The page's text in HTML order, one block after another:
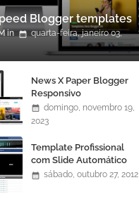
Blogger templates
quarta-feira, janeiro 03,
News X Paper Blogger
Responsivo
domingo, novembro 19,
2023
Template Profissional
com Slide Automático
0465sábado, outubro 27, 2012